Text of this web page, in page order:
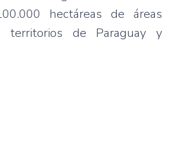
hectáreas de áreas
territorios de Paraguay y